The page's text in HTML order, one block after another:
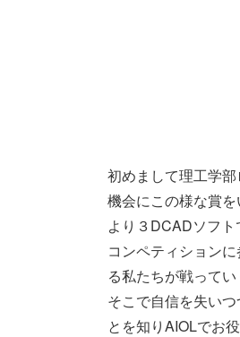
初めまして理工学
機会にこの様な賞
より３DCADソフ
コンペティション
る私たちが戦って
そこで自信を失い
とを知りAIOLでお